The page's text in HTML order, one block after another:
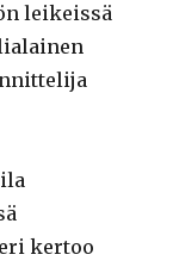
leikeissä
kertoo